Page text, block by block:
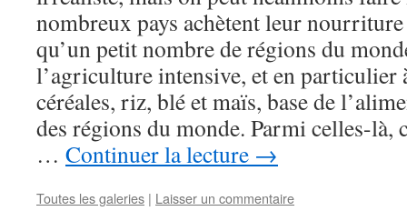
nombreux pays achètent leur
qu’un petit nombre de régions du
l’agriculture intensive, et en particulier
céréales, riz, blé et maïs, base de
des régions du monde. Parmi celles-là,
… Continuer la lecture →
Toutes les galeries | Laisser un commentaire